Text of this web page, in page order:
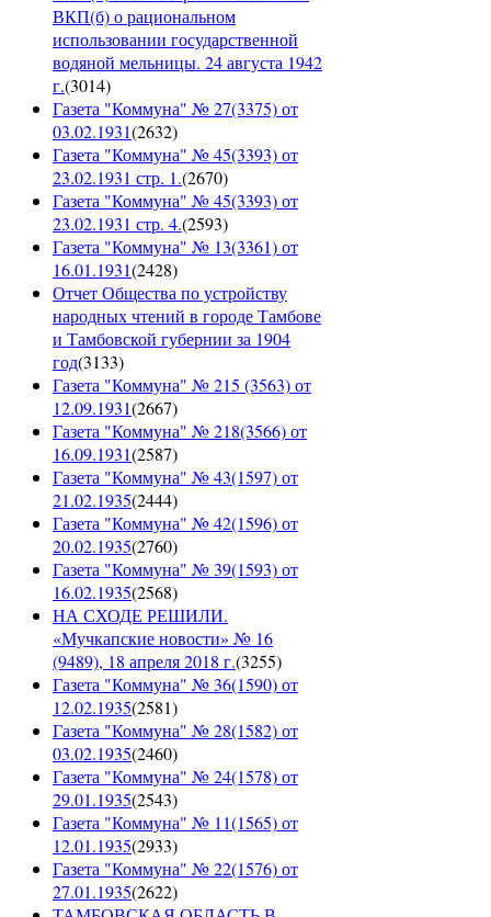
ВКП(б) о рациональном
использовании государственной
водяной мельницы. 24 августа 1942
г.(3014)
Газета "Коммуна" № 27(3375) от
03.02.1931(2632)
Газета "Коммуна" № 45(3393) от
23.02.1931 стр. 1.(2670)
Газета "Коммуна" № 45(3393) от
23.02.1931 стр. 4.(2593)
Газета "Коммуна" № 13(3361) от
16.01.1931(2428)
Отчет Общества по устройству
народных чтений в городе Тамбове
и Тамбовской губернии за 1904
год(3133)
Газета "Коммуна" № 215 (3563) от
12.09.1931(2667)
Газета "Коммуна" № 218(3566) от
16.09.1931(2587)
Газета "Коммуна" № 43(1597) от
21.02.1935(2444)
Газета "Коммуна" № 42(1596) от
20.02.1935(2760)
Газета "Коммуна" № 39(1593) от
16.02.1935(2568)
НА СХОДЕ РЕШИЛИ.
«Мучкапские новости» № 16
(9489), 18 апреля 2018 г.(3255)
Газета "Коммуна" № 36(1590) от
12.02.1935(2581)
Газета "Коммуна" № 28(1582) от
03.02.1935(2460)
Газета "Коммуна" № 24(1578) от
29.01.1935(2543)
Газета "Коммуна" № 11(1565) от
12.01.1935(2933)
Газета "Коммуна" № 22(1576) от
27.01.1935(2622)